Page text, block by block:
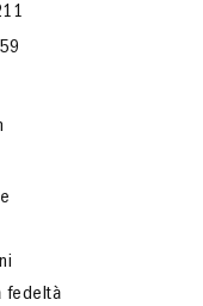
fedeltà